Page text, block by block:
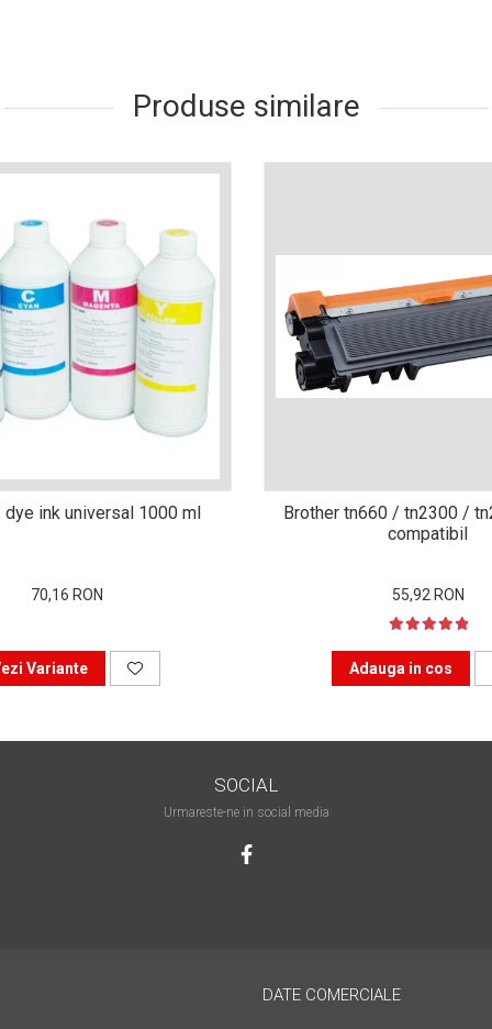
Produse similare
dye ink universal 1000 ml
70,16 RON
Variante
Brother tn660 / tn2300 /
compatibil
55,92 RON
Adauga in cos
SOCIAL
Urmareste-ne in social media
DATE COMERCIALE